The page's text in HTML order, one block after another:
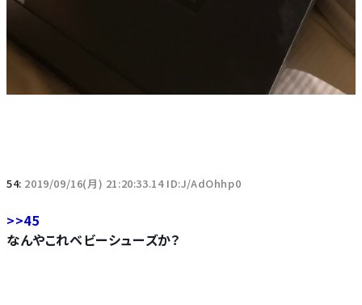
54: 2019/09/16(月) 21:20:33.14 ID:J/AdOhhp0
>>45
なんやこれベビーシューズか？